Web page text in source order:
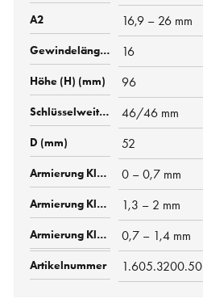
16,9 – 26 mm
16
96
46/46 mm
52
0 – 0,7 mm
1,3 – 2 mm
0,7 – 1,4 mm
1.605.3200.50